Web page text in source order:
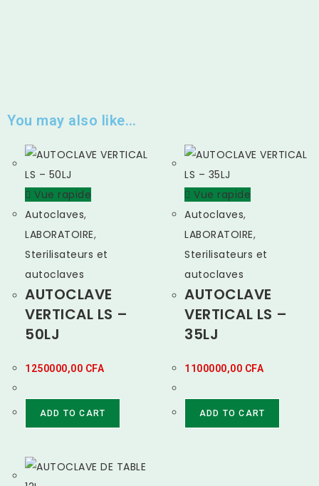
You may also like…
Vue rapide
Autoclaves,
LABORATOIRE,
Sterilisateurs et
autoclaves
AUTOCLAVE
VERTICAL LS –
50LJ
1250000,00 CFA
ADD TO CART
Vue rapide
Autoclaves,
LABORATOIRE,
Sterilisateurs et
autoclaves
AUTOCLAVE
VERTICAL LS –
35LJ
1100000,00 CFA
ADD TO CART